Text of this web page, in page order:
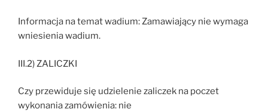
Informacja na temat wadium: Zamawiający nie wymaga
wniesienia wadium.
III.2) ZALICZKI
Czy przewiduje się udzielenie zaliczek na poczet
wykonania zamówienia: nie